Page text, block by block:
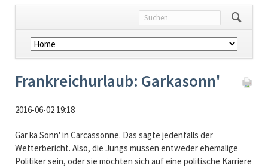
Navigation
überspringen
Frankreichurlaub: Garkasonn'
2016-06-02 19:18
Gar ka Sonn' in Carcassonne. Das sagte jedenfalls der
Wetterbericht. Also, die Jungs müssen entweder ehemalige
Politiker sein, oder sie möchten sich auf eine politische Karriere